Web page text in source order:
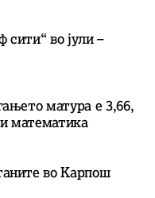
сити“ во јули –
матура е 3,66,
математика
во Карпош